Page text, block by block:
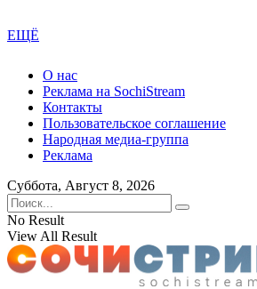
ЕЩЁ
О нас
Реклама на SochiStream
Контакты
Пользовательское соглашение
Народная медиа-группа
Реклама
Суббота, Август 8, 2026
No Result
View All Result